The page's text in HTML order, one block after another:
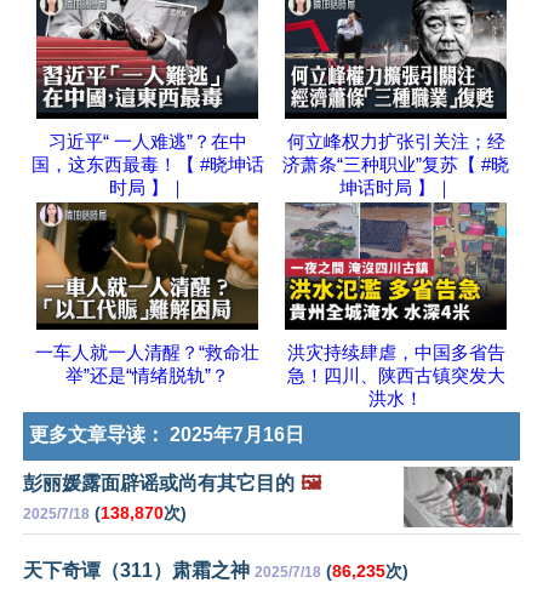
习近平“ 一人难逃”？在中
国，这东西最毒！【 #晓坤话
时局 】｜
何立峰权力扩张引关注；经
济萧条“三种职业”复苏【 #晓
坤话时局 】｜
一车人就一人清醒？“救命壮
举”还是“情绪脱轨”？
洪灾持续肆虐，中国多省告
急！四川、陕西古镇突发大
洪水！
更多文章导读： 2025年7月16日
彭丽媛露面辟谣或尚有其它目的 🖼️
2025/7/18 (138,870次)
天下奇谭（311）肃霜之神 2025/7/18 (86,235次)